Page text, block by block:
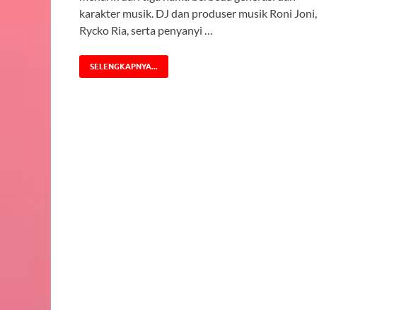
karakter musik. DJ dan produser musik Roni Joni,
Rycko Ria, serta penyanyi …
SELENGKAPNYA...